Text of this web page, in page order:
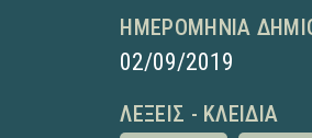
ΗΜΕΡΟΜΗΝΊΑ
02/09/2019
ΛΈΞΕΙΣ - ΚΛΕΙΔΙΆ